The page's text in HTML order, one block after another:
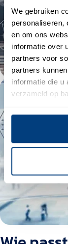
We gebruiken
personaliseren,
en om ons
informatie over
partners voor
partners
informatie die u
verzameld op